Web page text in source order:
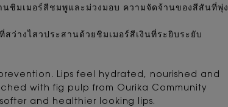
นชิมเมอร์สีชมพูและม่วงมอบ ความจัดจ้านของสีสันที่พุ่ง
สว่างไสวประสานด้วยชิมเมอร์สีเงินที่ระยิบระยับ
Lips feel hydrated, nourished and
with fig pulp from Ourika Community
and healthier looking lips.